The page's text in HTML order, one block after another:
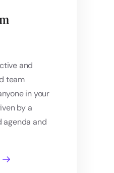
and
team
in your
by a
and